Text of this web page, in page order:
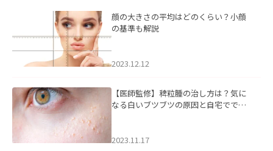
顔の大きさの平均はどのくらい？小顔
の基準も解説
2023.12.12
【医師監修】稗粒腫の治し方は？気に
なる白いブツブツの原因と自宅ででき
2023.11.17